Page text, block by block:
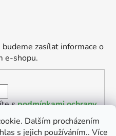
Dalším procházením
s jejich používáním.. Více
zasílat informace o
e-shopu.
spodmínkami ochrany